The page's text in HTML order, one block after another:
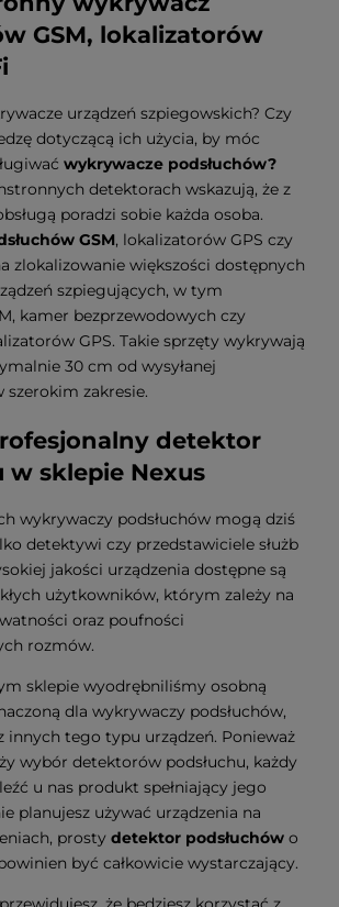
GSM, lokalizatorów
urządzeń szpiegowskich? Czy
dotyczącą ich użycia, by móc
wykrywacze podsłuchów?
detektorach wskazują, że z
poradzi sobie każda osoba.
GSM, lokalizatorów GPS czy
zlokalizowanie większości dostępnych
szpiegujących, w tym
kamer bezprzewodowych czy
GPS. Takie sprzęty wykrywają
30 cm od wysyłanej
zakresie.
detektor
w sklepie Nexus
wykrywaczy podsłuchów mogą dziś
detektywi czy przedstawiciele służb
jakości urządzenia dostępne są
użytkowników, którym zależy na
oraz poufności
rozmów.
sklepie wyodrębniliśmy osobną
dla wykrywaczy podsłuchów,
innych tego typu urządzeń. Ponieważ
wybór detektorów podsłuchu, każdy
u nas produkt spełniający jego
planujesz używać urządzenia na
prosty detektor podsłuchów o
być całkowicie wystarczający.